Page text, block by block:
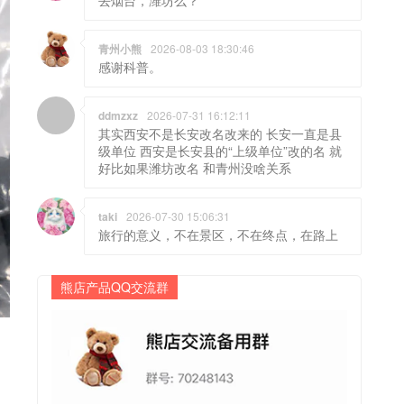
青州小熊 2026-08-03 18:30:46
感谢科普。
ddmzxz 2026-07-31 16:12:11
其实西安不是长安改名改来的 长安一直是县
级单位 西安是长安县的“上级单位”改的名 就
好比如果潍坊改名 和青州没啥关系
taki 2026-07-30 15:06:31
旅行的意义，不在景区，不在终点，在路上
熊店产品QQ交流群